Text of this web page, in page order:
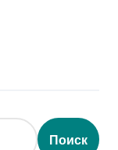
Поиск